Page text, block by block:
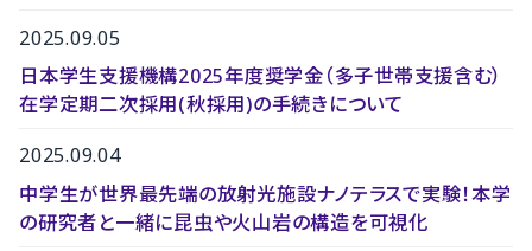
2025.09.05
日本学生支援機構2025年度奨学金（多子世帯支援含む）
在学定期二次採用(秋採用)の手続きについて
2025.09.04
中学生が世界最先端の放射光施設ナノテラスで実験！本学
の研究者と一緒に昆虫や火山岩の構造を可視化